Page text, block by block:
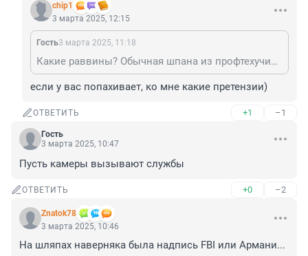
chip1
3 марта 2025, 12:15
Гость3 марта 2025, 11:18
Какие раввины? Обычная шпана из профтехучилища, твои юные соплеменники. Трагический случай — не уметь грамотно слово «раввин» писать (попахивает оскорблением чувств).
если у вас попахивает, ко мне какие претензии)
ОТВЕТИТЬ +1 –1
Гость
3 марта 2025, 10:47
Пусть камеры вызывают службы
ОТВЕТИТЬ +0 –2
Znatok78
3 марта 2025, 10:46
На шляпах наверняка была надпись FBI или Армани...